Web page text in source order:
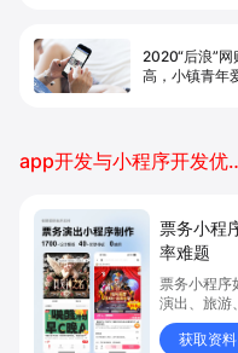
2020“后浪”
高，小镇青年
app开发与
票务小程
率难题
票务小程序
演出、旅游
售渠道、实
“票务小程
获取资料